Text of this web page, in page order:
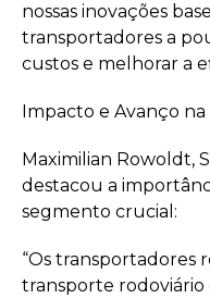
nossas inovações
transportadores a
custos e melhorar a
Impacto e Avanço
Maximilian Rowoldt,
destacou a
segmento crucial:
“Os transportadores
transporte rodoviário